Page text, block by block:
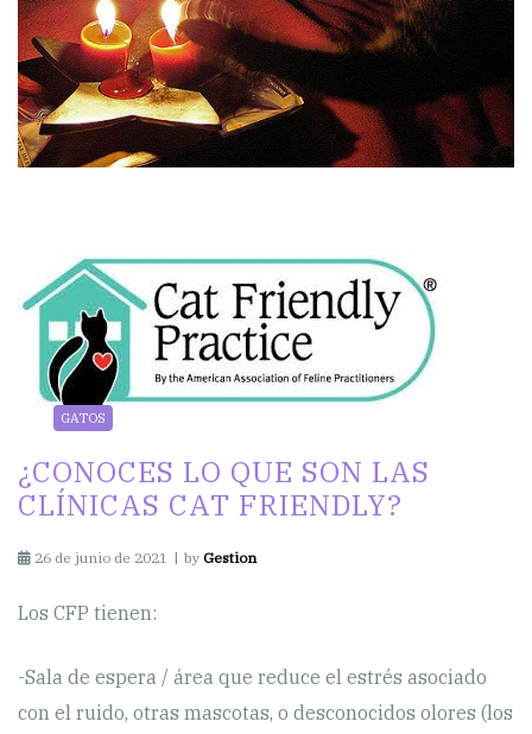
GATOS
¿CONOCES LO QUE SON LAS
CLÍNICAS CAT FRIENDLY?
26 de junio de 2021 by Gestion
Los CFP tienen:
-Sala de espera / área que reduce el estrés asociado
con el ruido, otras mascotas, o desconocidos olores (los